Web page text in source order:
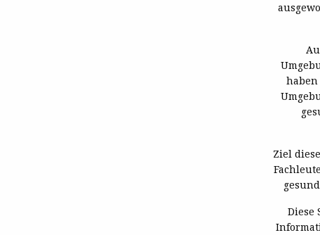
haben
Ziel
Diese